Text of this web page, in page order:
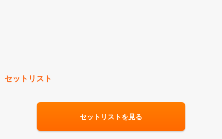
セットリスト
セットリストを見る